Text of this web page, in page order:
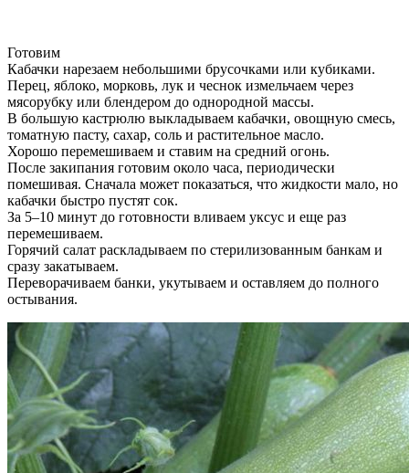
Готовим
Кабачки нарезаем небольшими брусочками или кубиками.
Перец, яблоко, морковь, лук и чеснок измельчаем через
мясорубку или блендером до однородной массы.
В большую кастрюлю выкладываем кабачки, овощную смесь,
томатную пасту, сахар, соль и растительное масло.
Хорошо перемешиваем и ставим на средний огонь.
После закипания готовим около часа, периодически
помешивая. Сначала может показаться, что жидкости мало, но
кабачки быстро пустят сок.
За 5–10 минут до готовности вливаем уксус и еще раз
перемешиваем.
Горячий салат раскладываем по стерилизованным банкам и
сразу закатываем.
Переворачиваем банки, укутываем и оставляем до полного
остывания.